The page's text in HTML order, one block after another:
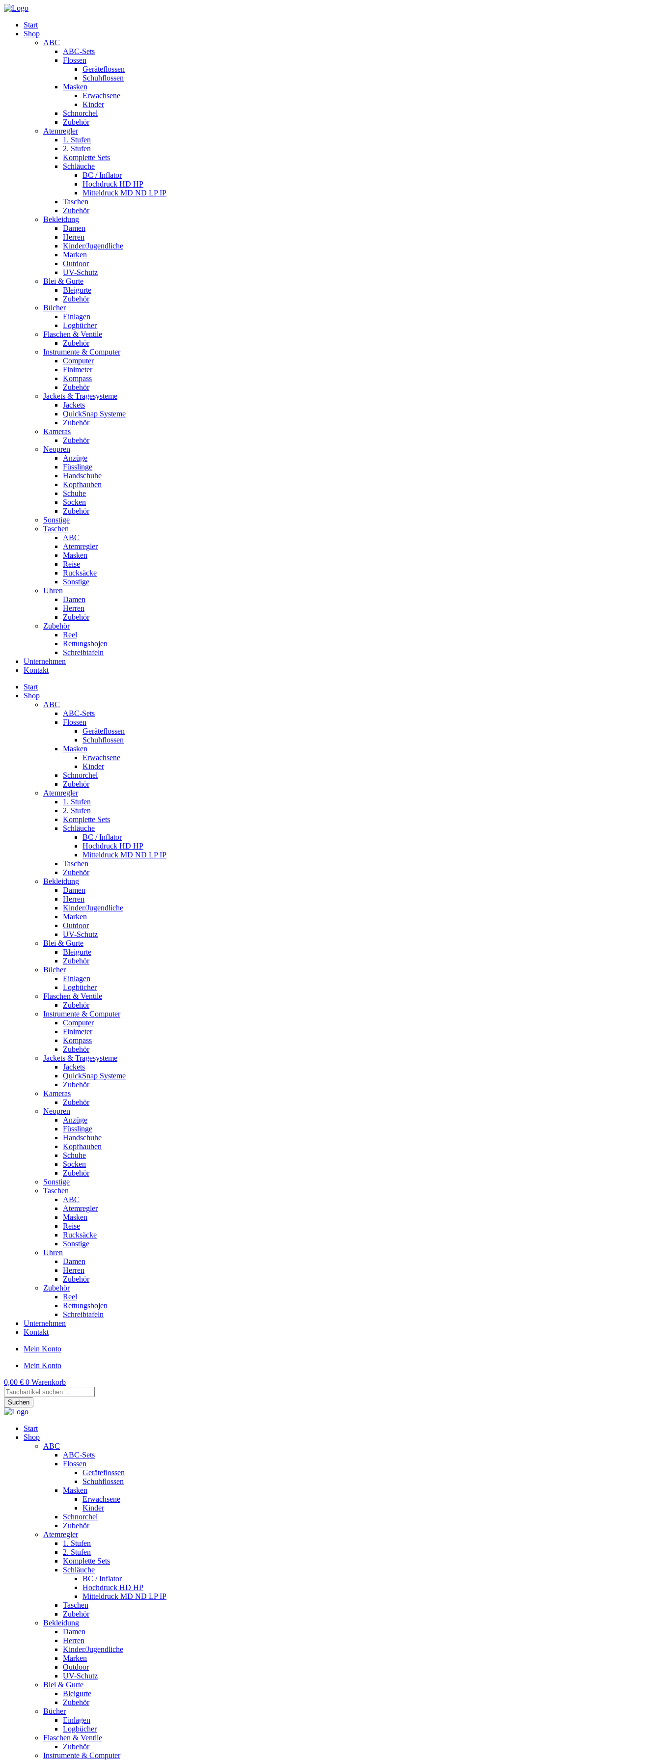
Start
Shop
ABC
ABC-Sets
Flossen
Geräteflossen
Schuhflossen
Masken
Erwachsene
Kinder
Schnorchel
Zubehör
Atemregler
1. Stufen
2. Stufen
Komplette Sets
Schläuche
BC / Inflator
Hochdruck HD HP
Mitteldruck MD ND LP IP
Taschen
Zubehör
Bekleidung
Damen
Herren
Kinder/Jugendliche
Marken
Outdoor
UV-Schutz
Blei & Gurte
Bleigurte
Zubehör
Bücher
Einlagen
Logbücher
Flaschen & Ventile
Zubehör
Instrumente & Computer
Computer
Finimeter
Kompass
Zubehör
Jackets & Tragesysteme
Jackets
QuickSnap Systeme
Zubehör
Kameras
Zubehör
Neopren
Anzüge
Füsslinge
Handschuhe
Kopfhauben
Schuhe
Socken
Zubehör
Sonstige
Taschen
ABC
Atemregler
Masken
Reise
Rucksäcke
Sonstige
Uhren
Damen
Herren
Zubehör
Zubehör
Reel
Rettungsbojen
Schreibtafeln
Unternehmen
Kontakt
Start
Shop
ABC
ABC-Sets
Flossen
Geräteflossen
Schuhflossen
Masken
Erwachsene
Kinder
Schnorchel
Zubehör
Atemregler
1. Stufen
2. Stufen
Komplette Sets
Schläuche
BC / Inflator
Hochdruck HD HP
Mitteldruck MD ND LP IP
Taschen
Zubehör
Bekleidung
Damen
Herren
Kinder/Jugendliche
Marken
Outdoor
UV-Schutz
Blei & Gurte
Bleigurte
Zubehör
Bücher
Einlagen
Logbücher
Flaschen & Ventile
Zubehör
Instrumente & Computer
Computer
Finimeter
Kompass
Zubehör
Jackets & Tragesysteme
Jackets
QuickSnap Systeme
Zubehör
Kameras
Zubehör
Neopren
Anzüge
Füsslinge
Handschuhe
Kopfhauben
Schuhe
Socken
Zubehör
Sonstige
Taschen
ABC
Atemregler
Masken
Reise
Rucksäcke
Sonstige
Uhren
Damen
Herren
Zubehör
Zubehör
Reel
Rettungsbojen
Schreibtafeln
Unternehmen
Kontakt
Mein Konto
Mein Konto
0,00 € 0 Warenkorb
Products
search
Suchen
Start
Shop
ABC
ABC-Sets
Flossen
Geräteflossen
Schuhflossen
Masken
Erwachsene
Kinder
Schnorchel
Zubehör
Atemregler
1. Stufen
2. Stufen
Komplette Sets
Schläuche
BC / Inflator
Hochdruck HD HP
Mitteldruck MD ND LP IP
Taschen
Zubehör
Bekleidung
Damen
Herren
Kinder/Jugendliche
Marken
Outdoor
UV-Schutz
Blei & Gurte
Bleigurte
Zubehör
Bücher
Einlagen
Logbücher
Flaschen & Ventile
Zubehör
Instrumente & Computer